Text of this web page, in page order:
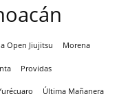
Open Jiujitsu Morena
Providas
Última Mañanera